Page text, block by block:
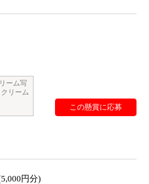
ーム写
リーム
この懸賞に応募
円分)